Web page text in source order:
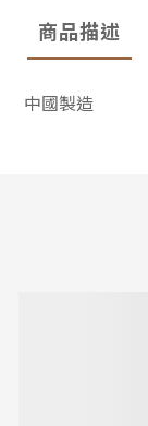
商品描述
中國製造